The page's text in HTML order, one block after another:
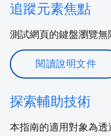
追蹤元素焦點
測試網頁的鍵盤瀏覽無
閱讀說明文件
探索輔助技術
本指南的適用對象為